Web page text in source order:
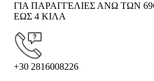
ΓΙΑ ΠΑΡΑΓΓΕΛΙΕΣ ΑΝΩ ΤΩΝ
ΕΩΣ 4 ΚΙΛΑ
+30 2816008226